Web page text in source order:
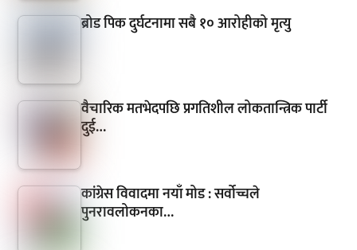
ब्रोड पिक दुर्घटनामा सबै १० आरोहीको मृत्यु
वैचारिक मतभेदपछि प्रगतिशील लोकतान्त्रिक पार्टी
दुई…
कांग्रेस विवादमा नयाँ मोड : सर्वोच्चले
पुनरावलोकनका…